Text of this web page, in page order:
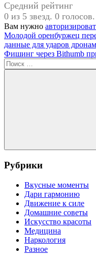
Средний рейтинг
0 из 5 звезд. 0 голосов.
Вам нужно
Навигация
по
записям
Предыдущая
запись:
Молодой оренбуржец
данные для ударов
Следующая
запись:
Фишинг через Bithumb
Поиск
для:
Рубрики
Вкусные моменты
Дари гармонию
Движение к силе
Домашние советы
Искусство красоты
Медицина
Наркология
Разное